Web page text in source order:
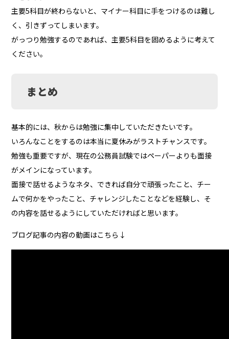
主要5科目が終わらないと、マイナー科目に手をつけるのは難し
く、引きずってしまいます。
がっつり勉強するのであれば、主要5科目を固めるように考えて
ください。
まとめ
基本的には、秋からは勉強に集中していただきたいです。
いろんなことをするのは本当に夏休みがラストチャンスです。
勉強も重要ですが、現在の公務員試験ではペーパーよりも面接
がメインになっています。
面接で話せるようなネタ、できれば自分で頑張ったこと、チー
ムで何かをやったこと、チャレンジしたことなどを経験し、そ
の内容を話せるようにしていただければと思います。
ブログ記事の内容の動画はこちら↓